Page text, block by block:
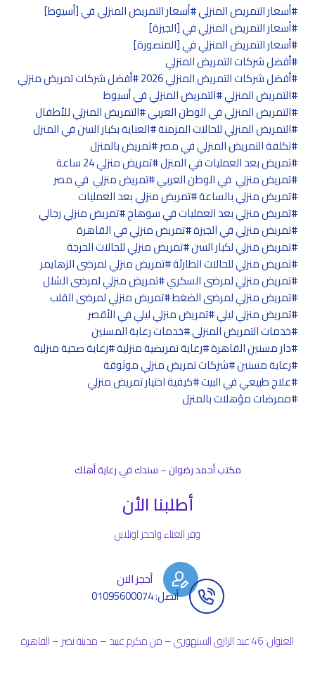
أسعار التمريض المنزلي أسعار التمريض المنزلي في [أسيوط]
أسعار التمريض المنزلي في [الجيزة]
أسعار التمريض المنزلي في [المنصورة]
أفضل شركات التمريض المنزلي
أفضل شركات التمريض المنزلي 2026
أفضل شركات تمريض منزلي
التمريض المنزلي التمريض المنزلي في أسيوط
التمريض المنزلي في الوطن العربي التمريض المنزلي للأطفال
التمريض المنزلي للحالات المزمنة العناية بكبار السن في المنزل
تكلفة التمريض المنزلي في مصر تمريض بالمنزل
تمريض بعد العمليات في المنزل تمريض منزلي 24 ساعة
تمريض منزلي في الوطن العربي تمريض منزلي في مصر
تمريض منزلي بالساعة تمريض منزلي بعد العمليات
تمريض منزلي بعد العمليات في سوهاج تمريض منزلي رجالي
تمريض منزلي في الجيزة تمريض منزلي في القاهرة
تمريض منزلي لكبار السن تمريض منزلي للحالات الحرجة
تمريض منزلي للحالات الطارئة تمريض منزلي لمرضى الزهايمر
تمريض منزلي لمرضى السكري تمريض منزلي لمرضى الشلل
تمريض منزلي لمرضى الضغط تمريض منزلي لمرضى القلب
تمريض منزلي ليلي تمريض منزلي ليلي في الأقصر
خدمات التمريض المنزلي خدمات رعاية المسنين
دار مسنين القاهرة رعاية تمريضية منزلية رعاية صحية منزلية
رعاية مسنين شركات تمريض منزلي موثوقة
علاج طبيعي في البيت كيفية اختيار تمريض منزلي
ممرضات مؤهلات بالمنزل
مكتب أحمد رضوان – سندك في رعاية أهلك
أطلبنا الأن
وفر العناء واحجز اونلاين
أحجز الان
أتصل: 01095600074
العنوان: 46 عبد الرازق السنهوري – من مكرم عبيد – مدينة نصر – القاهرة